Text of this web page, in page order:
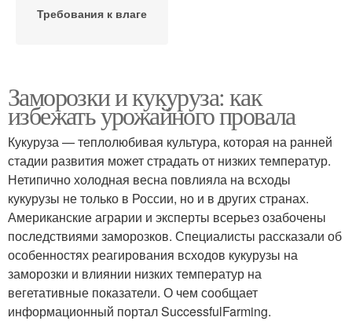
Требования к влаге
Заморозки и кукуруза: как
избежать урожайного провала
Кукуруза — теплолюбивая культура, которая на ранней
стадии развития может страдать от низких температур.
Нетипично холодная весна повлияла на всходы
кукурузы не только в России, но и в других странах.
Американские аграрии и эксперты всерьез озабочены
последствиями заморозков. Специалисты рассказали об
особенностях реагирования всходов кукурузы на
заморозки и влиянии низких температур на
вегетативные показатели. О чем сообщает
информационный портал SuccessfulFarming.